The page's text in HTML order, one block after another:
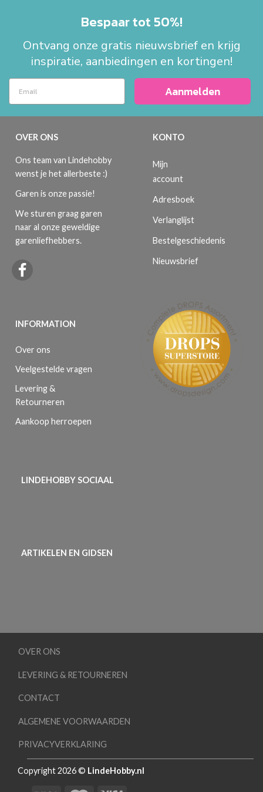
Bespaar tot 50%!
Ontvang onze gratis nieuwsbrief en krijg
inspiratie, aanbiedingen en kortingen!
Aanmelden
OVER ONS
Ons team van Lindehobby
wenst je het allerbeste :)
Garen is onze passie!
We sturen graag garen
naar al onze geweldige
garenliefhebbers.
INFORMATION
Over ons
Veelgestelde vragen
Levering &
Retourneren
Aankoop herroepen
KONTO
Mijn
account
Adresboek
Verlanglijst
Bestelgeschiedenis
Nieuwsbrief
LINDEHOBBY SOCIAAL
ARTIKELEN EN GIDSEN
OVER ONS
LEVERING & RETOURNEREN
CONTACT
ALGEMENE VOORWAARDEN
PRIVACYVERKLARING
Copyright 2026 © LindeHobby.nl